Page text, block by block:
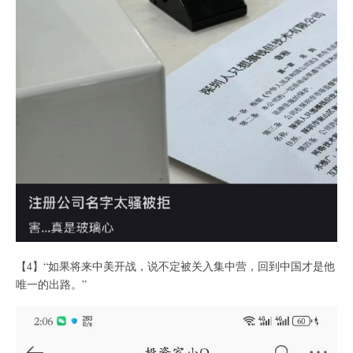
【4】“如果将来中美开战，说不定被关入集中营，回到中国才是他
唯一的出路。”